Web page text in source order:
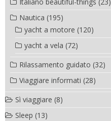
Nautica (195)
yacht a motore (120)
yacht a vela (72)
Rilassamento guidato (32)
Viaggiare informati (28)
Sì viaggiare (8)
Sleep (13)